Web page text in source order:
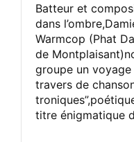
Batteur et
dans
Warmcop (Phat
de
groupe un
travers de
titre énigmatique